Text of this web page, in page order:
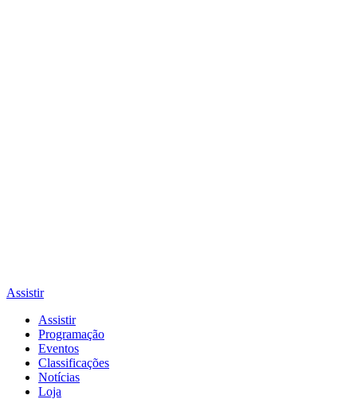
Assistir
Assistir
Programação
Eventos
Classificações
Notícias
Loja